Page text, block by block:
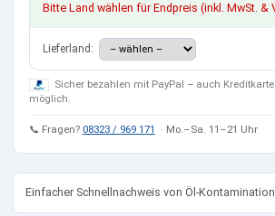
Bitte Land wählen für Endpreis (inkl. MwSt. &
Lieferland:
Sicher bezahlen mit PayPal – auch
möglich.
📞 Fragen? 08323 / 969 171 · Mo.–Sa. 11–21 Uhr
Einfacher Schnellnachweis von Öl-